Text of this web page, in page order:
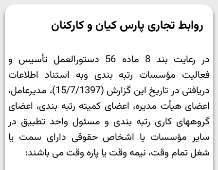
روابط تجاری پارس کیان و کارکنان
در رعایت بند 8 ماده 56 دستورالعمل تأسیس و
فعالیت مؤسسات رتبه بندی وبه استناد اطلاعات
دریافتی در تاریخ این گزارش (15/7/1397)، مدیرعامل،
اعضای هیأت مدیره، اعضای کمیته رتبه بندی، اعضای
گروههای کاری رتبه بندی و مسئول واحد تطبیق در
سایر مؤسسات یا اشخاص حقوقی دارای سمت یا
شغل تمام وقت، نیمه وقت یا پاره وقت می باشند: